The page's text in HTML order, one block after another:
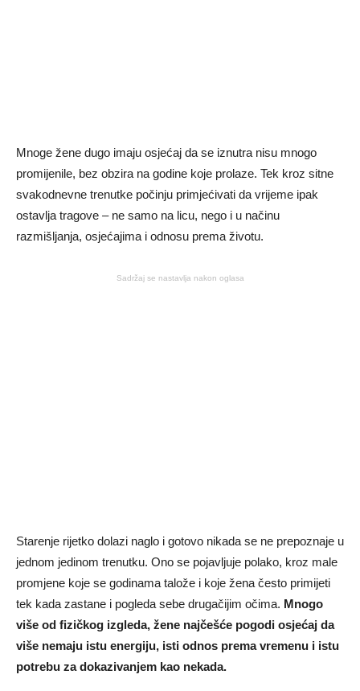
Mnoge žene dugo imaju osjećaj da se iznutra nisu mnogo
promijenile, bez obzira na godine koje prolaze. Tek kroz sitne
svakodnevne trenutke počinju primjećivati da vrijeme ipak
ostavlja tragove – ne samo na licu, nego i u načinu
razmišljanja, osjećajima i odnosu prema životu.
Sadržaj se nastavlja nakon oglasa
Starenje rijetko dolazi naglo i gotovo nikada se ne prepoznaje u
jednom jedinom trenutku. Ono se pojavljuje polako, kroz male
promjene koje se godinama talože i koje žena često primijeti
tek kada zastane i pogleda sebe drugačijim očima. Mnogo
više od fizičkog izgleda, žene najčešće pogodi osjećaj da
više nemaju istu energiju, isti odnos prema vremenu i istu
potrebu za dokazivanjem kao nekada.